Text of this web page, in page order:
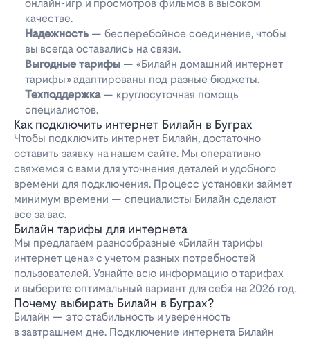
онлайн-игр и просмотров фильмов в высоком
качестве.
Надежность — бесперебойное соединение, чтобы
вы всегда оставались на связи.
Выгодные тарифы — «Билайн домашний интернет
тарифы» адаптированы под разные бюджеты.
Техподдержка— круглосуточная помощь
специалистов.
Как подключить интернет Билайн в Буграх
Чтобы подключить интернет Билайн, достаточно
оставить заявку на нашем сайте. Мы оперативно
свяжемся с вами для уточнения деталей и удобного
времени для подключения. Процесс установки займет
минимум времени — специалисты Билайн сделают
все за вас.
Билайн тарифы для интернета
Мы предлагаем разнообразные «Билайн тарифы
интернет цена» с учетом разных потребностей
пользователей. Узнайте всю информацию о тарифах
и выберите оптимальный вариант для себя на 2026 год.
Почему выбирать Билайн в Буграх?
Билайн — это стабильность и уверенность
в завтрашнем дне. Подключение интернета Билайн